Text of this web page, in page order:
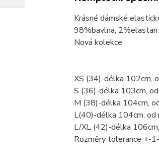
Krásné dámské
98%bavlna, 2%elastan
Nová kolekce
XS (34)-délka 102cm,
S (36)-délka 103cm,
M (38)-délka 104cm,
L(40)-délka 104cm, od
L/XL (42)-délka
Rozměry tolerance +-